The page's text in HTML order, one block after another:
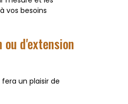
vos besoins
d'extension
un plaisir de